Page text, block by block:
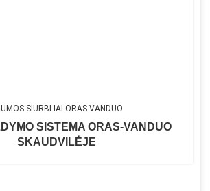
SIURBLIAI ORAS-VANDUO
SISTEMA ORAS-VANDUO
SKAUDVILĖJE